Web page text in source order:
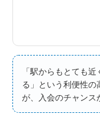
「駅からもとても
る」という利便性
が、入会のチャンス